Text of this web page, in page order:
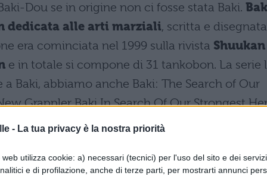
- La tua privacy è la nostra priorità
utilizza cookie: a) necessari (tecnici) per l'uso del sito e dei
e di profilazione, anche di terze parti, per mostrarti annunci
Dou se in origine non ci fosse stata Baki.
dedicata alle arti marziali, scritta e disegnata
era cominciata nel 1999 sulla rivista Shuukan
e in totale si compone di 31 tankobon. La serie
Baki, abbiamo anche Baki: The Search of Our
Grappler Baki In Search Of Our Strongest
serie in Giappone è piaciuta parecchia
Gaiden – Scarface (ancora una side story),